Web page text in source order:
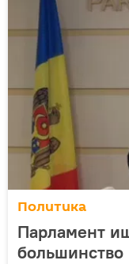
Политика
Парламент
большинство